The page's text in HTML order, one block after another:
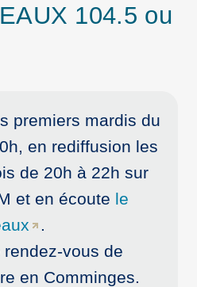
104.5 ou
premiers mardis du
en rediffusion les
de 20h à 22h sur
et en écoute le
.
vous de
en Comminges.